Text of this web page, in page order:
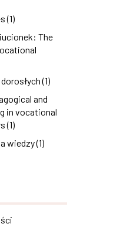
(1)
The
(1)
and
in vocational
(1)
wiedzy (1)